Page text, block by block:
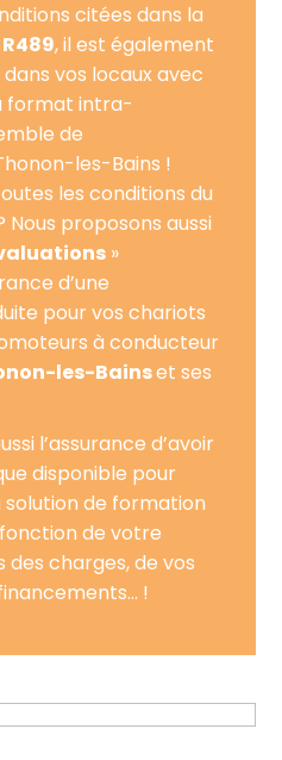
citées dans la
, il est également
vos locaux avec
format intra-
de
les-Bains !
les conditions du
proposons aussi
»
d’une
pour vos chariots
à conducteur
les-Bainset ses
l’assurance d’avoir
disponible pour
de formation
de votre
charges, de vos
!